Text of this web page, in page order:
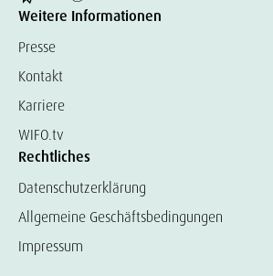
Weitere Informationen
Presse
Kontakt
Karriere
WIFO.tv
Rechtliches
Datenschutzerklärung
Allgemeine Geschäftsbedingungen
Impressum